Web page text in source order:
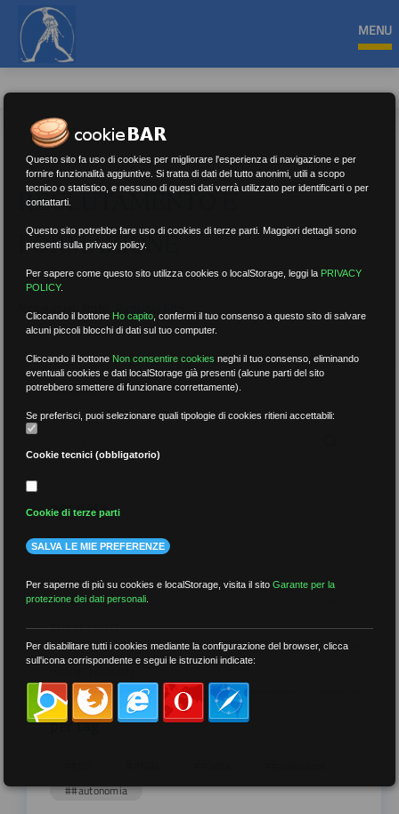
MENU
RECLUTAMENTO E
FORMAZIONE
Nessun risultato.Rimuovi filtri
RICERCA
per data
più recenti
meno recenti
per tag
##autonomia
Questo sito fa uso di cookies per migliorare l'esperienza di navigazione e per
fornire funzionalità aggiuntive. Si tratta di dati del tutto anonimi, utili a scopo
tecnico o statistico, e nessuno di questi dati verrà utilizzato per identificarti o per
contattarti.
Questo sito potrebbe fare uso di cookies di terze parti. Maggiori dettagli sono
presenti sulla privacy policy.
Per sapere come questo sito utilizza cookies o localStorage, leggi la PRIVACY
POLICY.
Cliccando il bottone Ho capito ,confermi il tuo consenso a questo sito di salvare
alcuni piccoli blocchi di dati sul tuo computer.
Cliccando il bottone Non consentire cookies neghi il tuo consenso, eliminando
eventuali cookies e dati localStorage già presenti (alcune parti del sito
potrebbero smettere di funzionare correttamente).
Se preferisci, puoi selezionare quali tipologie di cookies ritieni accettabili:
Cookie tecnici (obbligatorio)
Cookie di terze parti
SALVA LE MIE PREFERENZE
Per saperne di più su cookies e localStorage, visita il sitoGarante per la
protezione dei dati personali
Per disabilitare tutti i cookies mediante la configurazione del browser, clicca
sull'icona corrispondente e segui le istruzioni indicate: